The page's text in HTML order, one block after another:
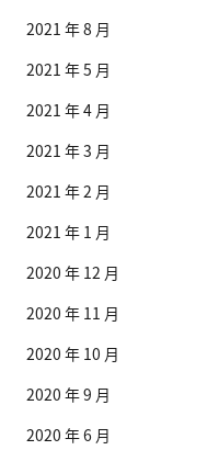
2021 年 8 月
2021 年 5 月
2021 年 4 月
2021 年 3 月
2021 年 2 月
2021 年 1 月
2020 年 12 月
2020 年 11 月
2020 年 10 月
2020 年 9 月
2020 年 6 月